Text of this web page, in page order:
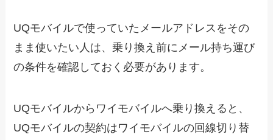
UQモバイルで使っていたメールアドレスをその
まま使いたい人は、乗り換え前にメール持ち運び
の条件を確認しておく必要があります。
UQモバイルからワイモバイルへ乗り換えると、
UQモバイルの契約はワイモバイルの回線切り替